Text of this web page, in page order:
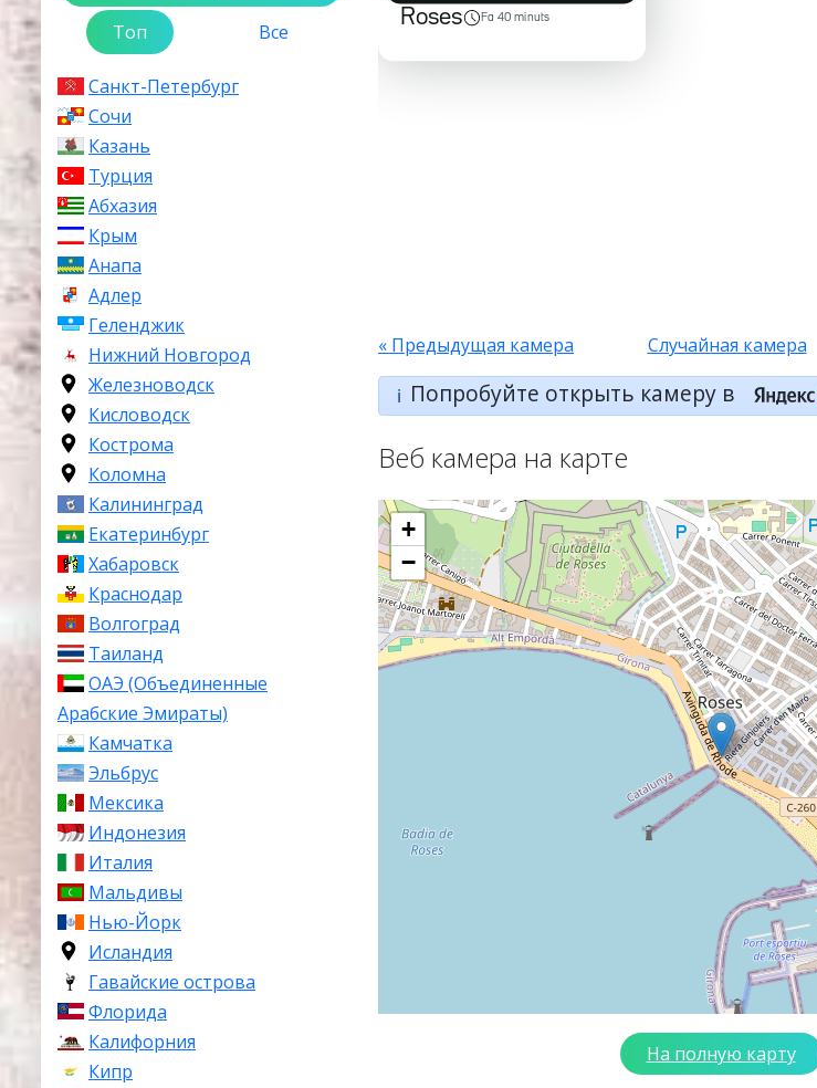
Топ
Все
Санкт-Петербург
Сочи
Казань
Турция
Абхазия
Крым
Анапа
Адлер
Геленджик
Нижний Новгород
Железноводск
Кисловодск
Кострома
Коломна
Калининград
Екатеринбург
Хабаровск
Краснодар
Волгоград
Таиланд
ОАЭ (Объединенные
Арабские Эмираты)
Камчатка
Эльбрус
Мексика
Индонезия
Италия
Мальдивы
Нью-Йорк
Исландия
Гавайские острова
Флорида
Калифорния
Кипр
« Предыдущая камера Случайная камера
ℹ️ Попробуйте открыть камеру в
Веб камера на карте
+
−
На полную карту